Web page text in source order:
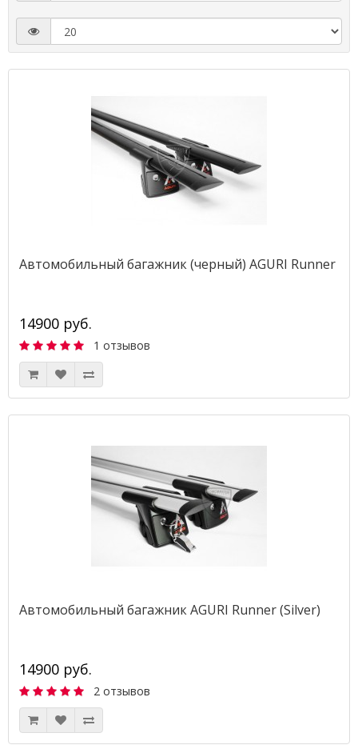
Автомобильный багажник (черный) AGURI Runner
14900 руб.
1 отзывов
Автомобильный багажник AGURI Runner (Silver)
14900 руб.
2 отзывов